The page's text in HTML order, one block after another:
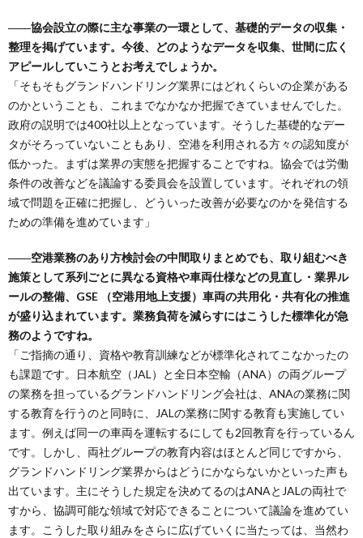
――協会設立の際に主な事業の一環として、基礎的データの収集・
整理を掲げています。今後、どのようなデータを収集、世間に広く
アピールしていこうとお考えでしょうか。
「そもそもグランドハンドリング業界にはどれくらいの企業がある
のかということも、これまでなかなか把握できていませんでした。
政府の説明では400社以上となっています。そうした基礎的なデー
タがそろっていないこともあり、空港を利用される方々の認知度が
低かった。まずは業界の実態を把握することですね。協会では労働
条件の改善などを議論する委員会を設置しています。それぞれの領
域で問題を正確に把握し、どういった改善が必要なのかを発信する
ための準備を進めています」
――空港業務のあり方検討会の中間取りまとめでも、取り組むべき
施策として系列ごとに異なる資格や車両仕様などの見直し・業界ル
ールの整備、GSE （空港用地上支援）車両の共用化・共有化の推進
が盛り込まれています。業務負荷を減らすにはこうした標準化が急
務のようですね。
「ご指摘の通り、資格や教育訓練などが標準化されてこなかったの
も課題です。日本航空（JAL）と全日本空輸（ANA）の両グループ
の業務を担っているグランドハンドリング会社は、ANAの業務に関
する教育を行うのと同時に、JALの業務に関する教育も実施してい
ます。例えば同一の車両を運転するにしても2回教育を行っているん
です。しかし、両社グループの教育内容はほとんど同じですから、
グランドハンドリング業界からはどうにかならないかといった声も
出ています。主にそうした規定を決めてるのはANAとJALの両社で
すから、協調可能な領域で対応できることについて議論を進めてい
ます。こうした取り組みをさらに広げていくに当たっては、当然わ